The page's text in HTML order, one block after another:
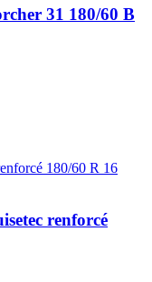
31 180/60 B
renforcé